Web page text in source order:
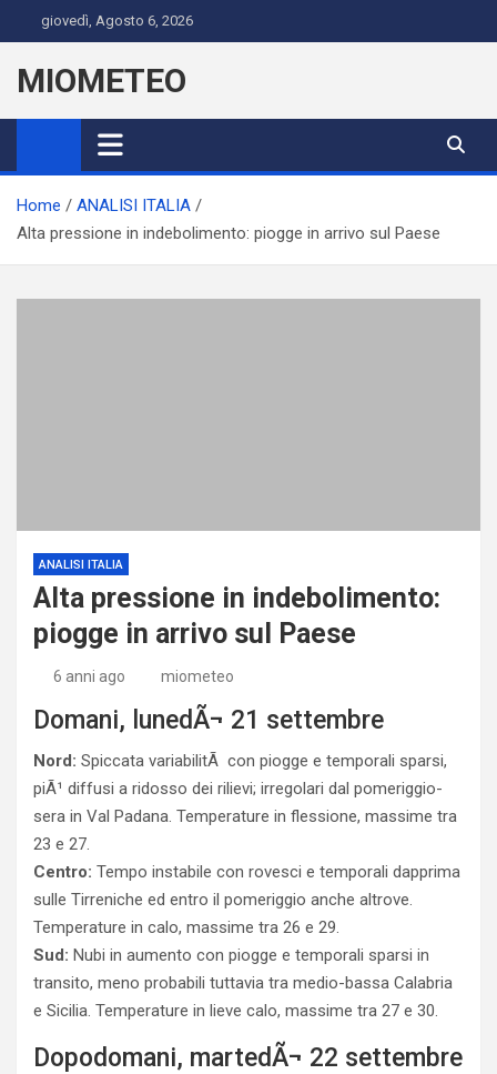
to
content
giovedì, Agosto 6, 2026
MIOMETEO
Home
ANALISI ITALIA
Alta pressione in indebolimento: piogge in arrivo sul Paese
ANALISI ITALIA
Alta pressione in indebolimento:
piogge in arrivo sul Paese
6 anni ago miometeo
Domani, lunedÃ¬ 21 settembre
Nord: Spiccata variabilitÃ con piogge e temporali sparsi,
piÃ¹ diffusi a ridosso dei rilievi; irregolari dal pomeriggio-
sera in Val Padana. Temperature in flessione, massime tra
23 e 27.
Centro: Tempo instabile con rovesci e temporali dapprima
sulle Tirreniche ed entro il pomeriggio anche altrove.
Temperature in calo, massime tra 26 e 29.
Sud: Nubi in aumento con piogge e temporali sparsi in
transito, meno probabili tuttavia tra medio-bassa Calabria
e Sicilia. Temperature in lieve calo, massime tra 27 e 30.
Dopodomani, martedÃ¬ 22 settembre